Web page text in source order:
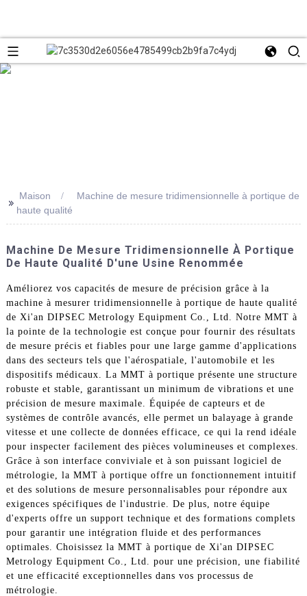
>> Maison
Machine de mesure tridimensionnelle à portique de
haute qualité
Machine De Mesure Tridimensionnelle À Portique
De Haute Qualité D'une Usine Renommée
Améliorez vos capacités de mesure de précision grâce à la
machine à mesurer tridimensionnelle à portique de haute qualité
de Xi'an DIPSEC Metrology Equipment Co., Ltd. Notre MMT à
la pointe de la technologie est conçue pour fournir des résultats
de mesure précis et fiables pour une large gamme d'applications
dans des secteurs tels que l'aérospatiale, l'automobile et les
dispositifs médicaux. La MMT à portique présente une structure
robuste et stable, garantissant un minimum de vibrations et une
précision de mesure maximale. Équipée de capteurs et de
systèmes de contrôle avancés, elle permet un balayage à grande
vitesse et une collecte de données efficace, ce qui la rend idéale
pour inspecter facilement des pièces volumineuses et complexes.
Grâce à son interface conviviale et à son puissant logiciel de
métrologie, la MMT à portique offre un fonctionnement intuitif
et des solutions de mesure personnalisables pour répondre aux
exigences spécifiques de l'industrie. De plus, notre équipe
d'experts offre un support technique et des formations complets
pour garantir une intégration fluide et des performances
optimales. Choisissez la MMT à portique de Xi'an DIPSEC
Metrology Equipment Co., Ltd. pour une précision, une fiabilité
et une efficacité exceptionnelles dans vos processus de
métrologie.